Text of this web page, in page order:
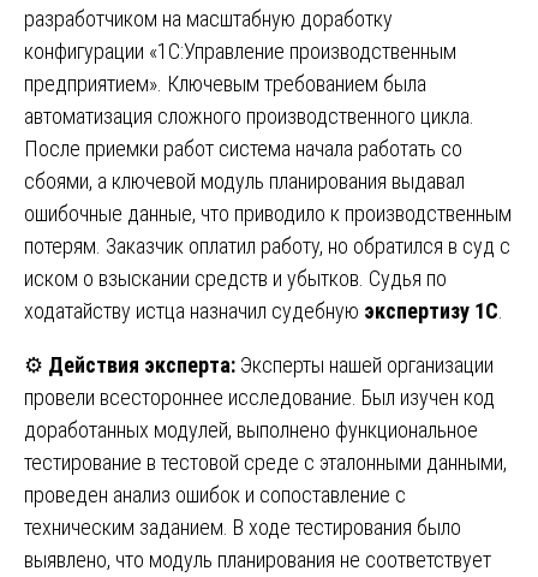
разработчиком на масштабную доработку
конфигурации «1С:Управление производственным
предприятием». Ключевым требованием была
автоматизация сложного производственного цикла.
После приемки работ система начала работать со
сбоями, а ключевой модуль планирования выдавал
ошибочные данные, что приводило к производственным
потерям. Заказчик оплатил работу, но обратился в суд с
иском о взыскании средств и убытков. Судья по
ходатайству истца назначил судебную экспертизу 1С
⚙️ Действия эксперта: Эксперты нашей организации
провели всестороннее исследование. Был изучен код
доработанных модулей, выполнено функциональное
тестирование в тестовой среде с эталонными данными,
проведен анализ ошибок и сопоставление с
техническим заданием. В ходе тестирования было
выявлено, что модуль планирования не соответствует